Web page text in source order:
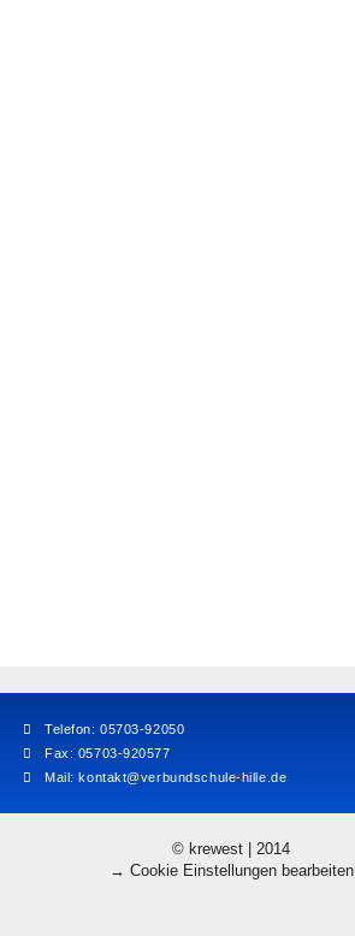
Telefon: 05703-92050
Fax: 05703-920577
Mail:kontakt@verbundschule-hille.de
© krewest | 2014
→ Cookie Einstellungen bearbeiten